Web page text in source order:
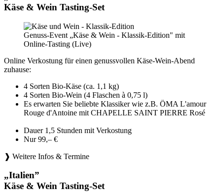
Käse & Wein Tasting-Set
Genuss-Event „Käse & Wein - Klassik-Edition" mit
Online-Tasting (Live)
Online Verkostung für einen genussvollen Käse-Wein-Abend
zuhause:
4 Sorten Bio-Käse (ca. 1,1 kg)
4 Sorten Bio-Wein (4 Flaschen à 0,75 l)
Es erwarten Sie beliebte Klassiker wie z.B. ÖMA L'amour
Rouge d'Antoine mit CHAPELLE SAINT PIERRE Rosé
Dauer 1,5 Stunden mit Verkostung
Nur 99,– €
❱ Weitere Infos & Termine
„Italien”
Käse & Wein Tasting-Set